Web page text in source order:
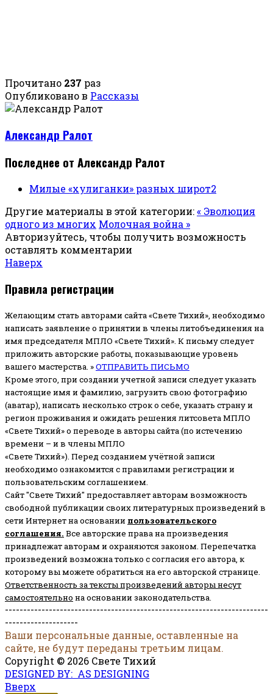
Прочитано 237 раз
Опубликовано в Рассказы
Александр Ралот
Последнее от Александр Ралот
Милые «хулиганки» разных широт2
Другие материалы в этой категории:« Эволюция
одного из многих Молочная война »
Авторизуйтесь, чтобы получить возможность
оставлять комментарии
Наверх
Правила регистрации
Желающим стать авторами сайта «Свете Тихий», необходимо
написать заявление о принятии в члены литобъединения на
имя председателя МПЛО «Свете Тихий». К письму следует
приложить авторские работы, показывающие уровень
вашего мастерства. »ОТПРАВИТЬ ПИСЬМО
Кроме этого, при создании учетной записи следует указать
настоящие имя и фамилию, загрузить свою фотографию
(аватар), написать несколько строк о себе, указать страну и
регион проживания и ожидать решения литсовета МПЛО
«Свете Тихий» о переводе в авторы сайта (по истечению
времени – и в члены МПЛО
«Свете Тихий»). Перед созданием учётной записи
необходимо ознакомится с правилами регистрации и
пользовательским соглашением.
Сайт "Свете Тихий" предоставляет авторам возможность
свободной публикации своих литературных произведений в
сети Интернет на основании пользовательского
соглашения. Все авторские права на произведения
принадлежат авторам и охраняются законом. Перепечатка
произведений возможна только с согласия его автора, к
которому вы можете обратиться на его авторской странице.
Ответственность за тексты произведений авторы несут
самостоятельно на основании законодательства.
------------------------------------------------------------------------
--------------------
Ваши персональные данные, оставленные на
сайте, не будут переданы третьим лицам.
Copyright © 2026 Свете Тихий
DESIGNED BY: AS DESIGNING
Вверх